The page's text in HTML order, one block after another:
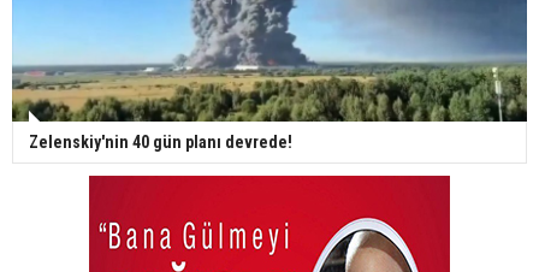
Zelenskiy'nin 40 gün planı devrede!